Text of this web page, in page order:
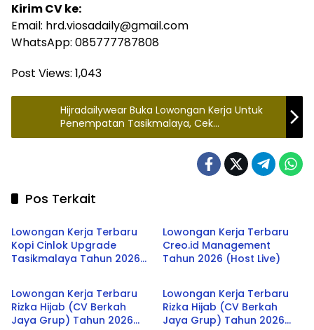
Kirim CV ke:
Email: hrd.viosadaily@gmail.com
WhatsApp: 085777787808
Post Views: 1,043
Hijradailywear Buka Lowongan Kerja Untuk
Penempatan Tasikmalaya, Cek
Persyaratannya disini
Pos Terkait
LOWONGAN KERJA
Lowongan Kerja Terbaru
Kopi Cinlok Upgrade
Tasikmalaya Tahun 2026
Lowongan Kerja Terbaru
Creo.id Management
Tahun 2026 (Host Live)
LOWONGAN KERJA
Lowongan Kerja Terbaru
Rizka Hijab (CV Berkah
Jaya Grup) Tahun 2026
LOWONGAN KERJA
Lowongan Kerja Terbaru
Rizka Hijab (CV Berkah
Jaya Grup) Tahun 2026
Tasikmalaya Tasikmalaya